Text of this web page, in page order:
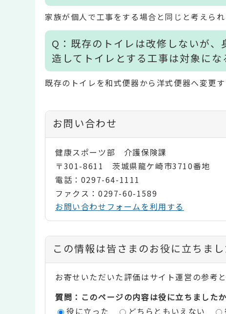
家族が個人で工事をする場合と同じと考えら
Q：既存のトイレは改修しないが
造してトイレとする工事は対象にな
既存のトイレを和式便器から洋式便器へ変更
お問い合わせ
健康スポーツ部 介護保険課
〒301-8611 茨城県龍ケ崎市3710番地
電話：0297-64-1111
ファクス：0297-60-1589
お問い合わせフォームを利用する
コ
ン
テ
ン
この情報は皆さまのお役に立ちまし
お寄せいただいた評価はサイト運営の参考
質問：このページの内容は役に立ちました
役に立った
どちらともいえない